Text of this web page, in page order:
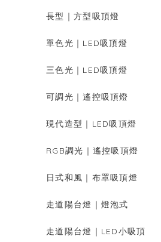
長型｜方型吸頂燈
單色光｜LED吸頂燈
三色光｜LED吸頂燈
可調光｜遙控吸頂燈
現代造型｜LED吸頂燈
RGB調光｜遙控吸頂燈
日式和風｜布罩吸頂燈
走道陽台燈｜燈泡式
走道陽台燈｜LED小吸頂